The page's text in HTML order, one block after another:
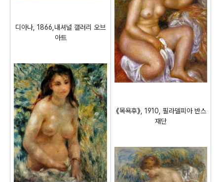
디아나, 1866,내셔널 갤러리 오브
아트
《목욕후》, 1910, 필라델피아 반스
재단